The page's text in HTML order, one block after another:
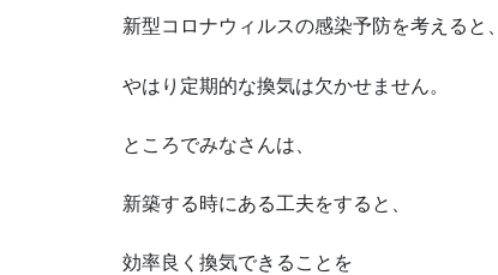
新型コロナウィルスの感染予防を考えると、
やはり定期的な換気は欠かせません。
ところでみなさんは、
新築する時にある工夫をすると、
効率良く換気できることを